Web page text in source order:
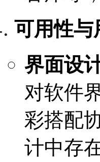
可用性与
界面设
对软件
彩搭配
计中存